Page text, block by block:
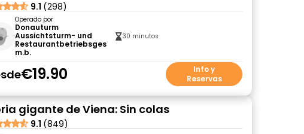
9.1 (298)
Operado por
Donauturm
Aussichtsturm- und
Restaurantbetriebsgesellschaft
m.b.
30 minutos
€19.90
Info y
Reservas
gigante de Viena: Sin colas
9.1 (849)